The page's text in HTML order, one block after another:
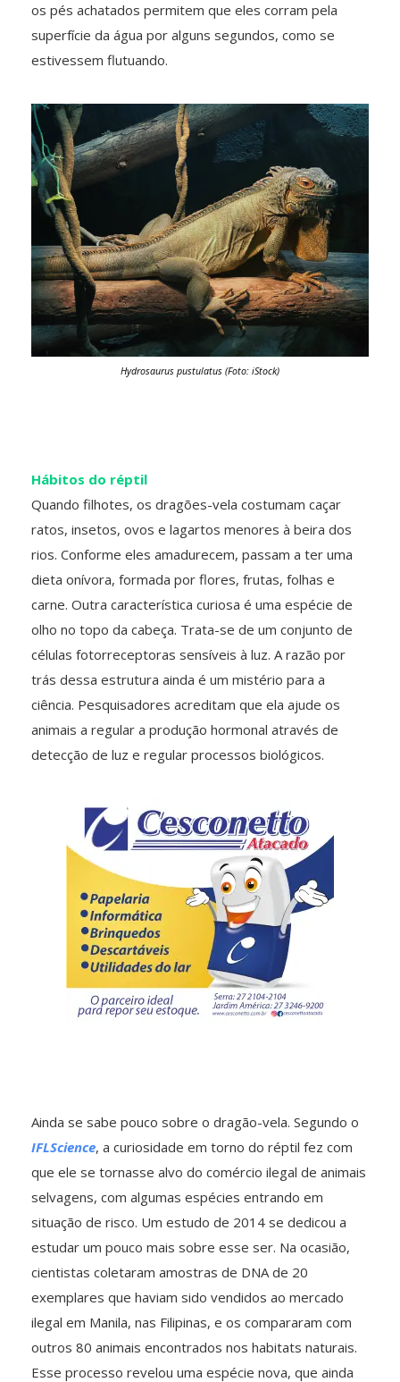
os pés achatados permitem que eles corram pela
superfície da água por alguns segundos, como se
estivessem flutuando.
Hydrosaurus pustulatus (Foto: iStock)
Hábitos do réptil
Quando filhotes, os dragões-vela costumam caçar
ratos, insetos, ovos e lagartos menores à beira dos
rios. Conforme eles amadurecem, passam a ter uma
dieta onívora, formada por flores, frutas, folhas e
carne. Outra característica curiosa é uma espécie de
olho no topo da cabeça. Trata-se de um conjunto de
células fotorreceptoras sensíveis à luz. A razão por
trás dessa estrutura ainda é um mistério para a
ciência. Pesquisadores acreditam que ela ajude os
animais a regular a produção hormonal através de
detecção de luz e regular processos biológicos.
Ainda se sabe pouco sobre o dragão-vela. Segundo o
IFLScience, a curiosidade em torno do réptil fez com
que ele se tornasse alvo do comércio ilegal de animais
selvagens, com algumas espécies entrando em
situação de risco. Um estudo de 2014 se dedicou a
estudar um pouco mais sobre esse ser. Na ocasião,
cientistas coletaram amostras de DNA de 20
exemplares que haviam sido vendidos ao mercado
ilegal em Manila, nas Filipinas, e os compararam com
outros 80 animais encontrados nos habitats naturais.
Esse processo revelou uma espécie nova, que ainda